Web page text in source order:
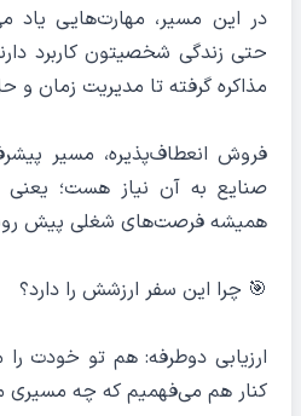
در این مسیر، مهارت‌هایی
حتی زندگی شخصیتون کاربرد
مذاکره گرفته تا مدیریت زمان و
فروش انعطاف‌پذیره، مسیر
صنایع به آن نیاز هست؛ یعنی
همیشه فرصت‌های شغلی پیش
🎯 چرا این سفر ارزشش را دارد؟
ارزیابی دوطرفه: هم تو خودت
کنار هم می‌فهمیم که چه مسیری